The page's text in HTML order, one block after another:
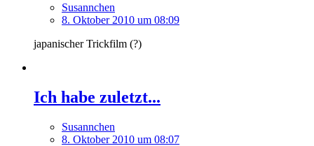
Susannchen
8. Oktober 2010 um 08:09
japanischer Trickfilm (?)
Ich habe zuletzt...
Susannchen
8. Oktober 2010 um 08:07